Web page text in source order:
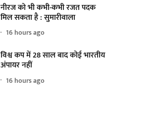
नीरज को भी कभी-कभी रजत पदक
मिल सकता है : सुमारीवाला
16 hours ago
विश्व कप में 28 साल बाद कोई भारतीय
अंपायर नहीं
16 hours ago